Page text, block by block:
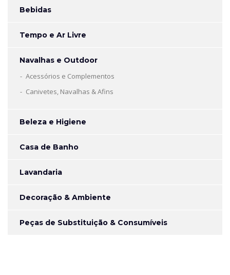
Bebidas
Tempo e Ar Livre
Navalhas e Outdoor
Acessórios e Complementos
Canivetes, Navalhas & Afins
Beleza e Higiene
Casa de Banho
Lavandaria
Decoração & Ambiente
Peças de Substituição & Consumíveis